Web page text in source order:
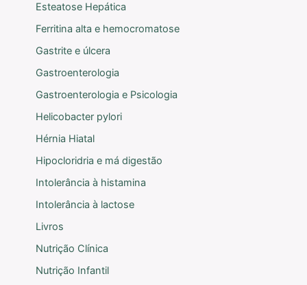
Esteatose Hepática
Ferritina alta e hemocromatose
Gastrite e úlcera
Gastroenterologia
Gastroenterologia e Psicologia
Helicobacter pylori
Hérnia Hiatal
Hipocloridria e má digestão
Intolerância à histamina
Intolerância à lactose
Livros
Nutrição Clínica
Nutrição Infantil